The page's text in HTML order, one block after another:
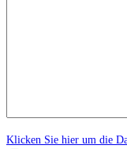
Klicken Sie hier um die